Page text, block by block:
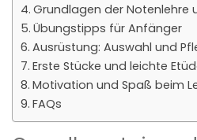
Grundlagen der Notenlehre
Übungstipps für Anfänger
Ausrüstung: Auswahl und
Erste Stücke und leichte
Motivation und Spaß beim
FAQs